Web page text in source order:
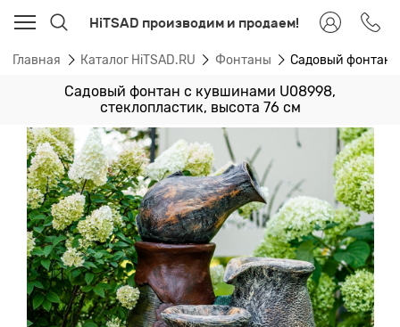
HiTSAD производим и продаем!
Главная Каталог HiTSAD.RU Фонтаны Садовый фонтан
Садовый фонтан с кувшинами U08998,
стеклопластик, высота 76 см